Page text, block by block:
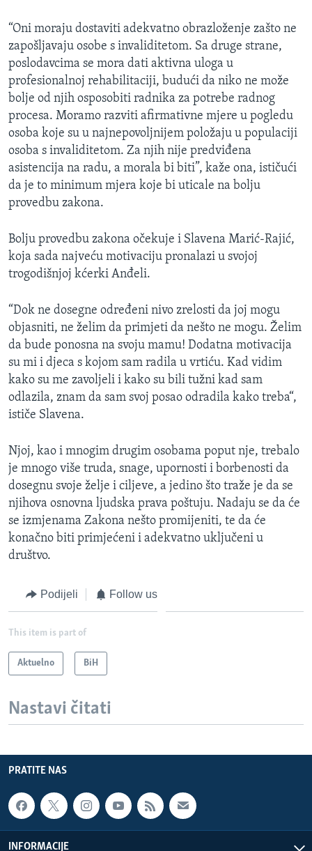
“Oni moraju dostaviti adekvatno obrazloženje zašto ne
zapošljavaju osobe s invaliditetom. Sa druge strane,
poslodavcima se mora dati aktivna uloga u
profesionalnoj rehabilitaciji, budući da niko ne može
bolje od njih osposobiti radnika za potrebe radnog
procesa. Moramo razviti afirmativne mjere u pogledu
osoba koje su u najnepovoljnijem položaju u populaciji
osoba s invaliditetom. Za njih nije predviđena
asistencija na radu, a morala bi biti”, kaže ona, ističući
da je to minimum mjera koje bi uticale na bolju
provedbu zakona.
Bolju provedbu zakona očekuje i Slavena Marić-Rajić,
koja sada najveću motivaciju pronalazi u svojoj
trogodišnjoj kćerki Anđeli.
“Dok ne dosegne određeni nivo zrelosti da joj mogu
objasniti, ne želim da primjeti da nešto ne mogu. Želim
da bude ponosna na svoju mamu! Dodatna motivacija
su mi i djeca s kojom sam radila u vrtiću. Kad vidim
kako su me zavoljeli i kako su bili tužni kad sam
odlazila, znam da sam svoj posao odradila kako treba“,
ističe Slavena.
Njoj, kao i mnogim drugim osobama poput nje, trebalo
je mnogo više truda, snage, upornosti i borbenosti da
dosegnu svoje želje i ciljeve, a jedino što traže je da se
njihova osnovna ljudska prava poštuju. Nadaju se da će
se izmjenama Zakona nešto promijeniti, te da će
konačno biti primjećeni i adekvatno uključeni u
društvo.
Podijeli Follow us
This item is part of
Aktuelno BiH
Nastavi čitati
PRATITE NAS
INFORMACIJE